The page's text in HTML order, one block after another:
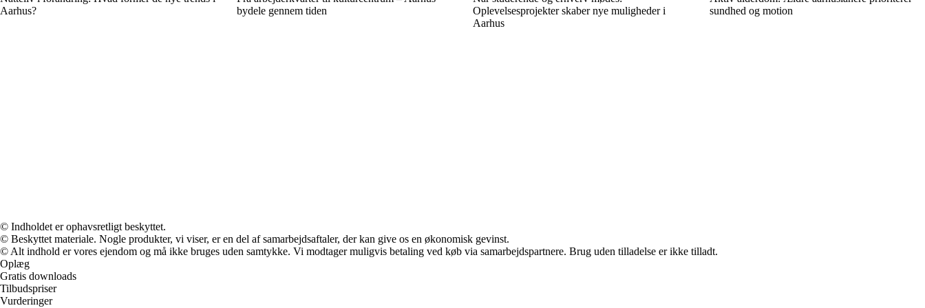
Aarhus?
bydele gennem tiden
Oplevelsesprojekter skaber nye muligheder i
Aarhus
sundhed og motion
© Indholdet er ophavsretligt beskyttet.
© Beskyttet materiale. Nogle produkter, vi viser, er en del af samarbejdsaftaler, der kan give os en økonomisk gevinst.
© Alt indhold er vores ejendom og må ikke bruges uden samtykke. Vi modtager muligvis betaling ved køb via samarbejdspartnere. Brug uden tilladelse er ikke tilladt.
Oplæg
Gratis downloads
Tilbudspriser
Vurderinger